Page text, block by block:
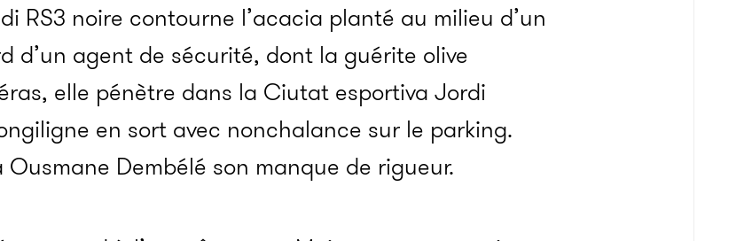
RS3 noire contourne l’acacia planté au milieu d’un
d’un agent de sécurité, dont la guérite olive
elle pénètre dans la Ciutat esportiva Jordi
en sort avec nonchalance sur le parking.
Dembélé son manque de rigueur.